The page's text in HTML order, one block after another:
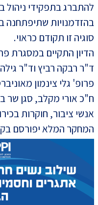
להתברג בתפקידי ניהול
בהזדמנויות שתיפתחנה
סוגיה זו תקודם כראוי.
הדיון התקיים במסגרת
פרופ' גלי צינמון
ח"כ אורי מקלב, סגן
אנשי ציבור, חוקרות
המחקר המלא יפורסם